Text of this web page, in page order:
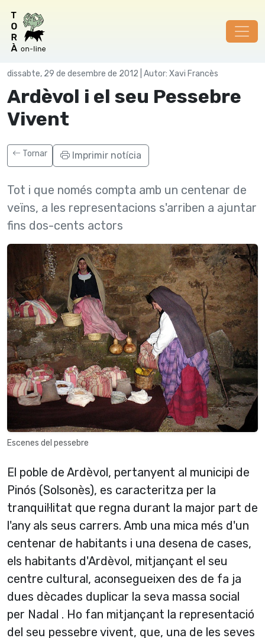
dissabte, 29 de desembre de 2012 | Autor: Xavi Francès
Ardèvol i el seu Pessebre
Vivent
Tornar Imprimir notícia
Tot i que només compta amb un centenar de
veïns, a les representacions s'arriben a ajuntar
fins dos-cents actors
Escenes del pessebre
El poble de Ardèvol, pertanyent al municipi de
Pinós (Solsonès), es caracteritza per la
tranquil·litat que regna durant la major part de
l'any als seus carrers. Amb una mica més d'un
centenar de habitants i una desena de cases,
els habitants d'Ardèvol, mitjançant el seu
centre cultural, aconsegueixen des de fa ja
dues dècades duplicar la seva massa social
per Nadal . Ho fan mitjançant la representació
del seu pessebre vivent, que, una de les seves